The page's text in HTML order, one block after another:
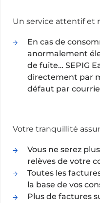
Un service attentif et
En cas de
anormalement
de fuite… SEPIG
directement par
défaut par
Votre tranquillité
Vous ne serez
relèves de votre
Toutes les
la base de vos
Plus de factures